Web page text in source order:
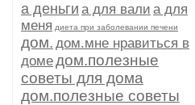
а деньги а для вали а для
меня диета при заболевании печени
дом. дом.мне нравиться в
домедом.полезные
советы для дома
дом.полезные советы